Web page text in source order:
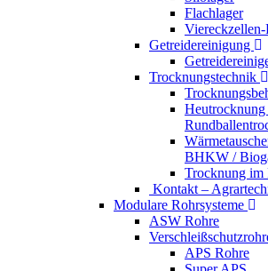
Flachlager
Getreidereinigung
Trocknungstechnik
BHKW /
Trocknung im
Kontakt –
Modulare Rohrsysteme
ASW Rohre
APS Rohre